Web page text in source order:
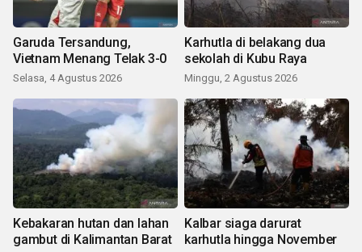
Garuda Tersandung,
Vietnam Menang Telak 3-0
Selasa, 4 Agustus 2026
Karhutla di belakang dua
sekolah di Kubu Raya
Minggu, 2 Agustus 2026
Kebakaran hutan dan lahan
gambut di Kalimantan Barat
Kalbar siaga darurat
karhutla hingga November